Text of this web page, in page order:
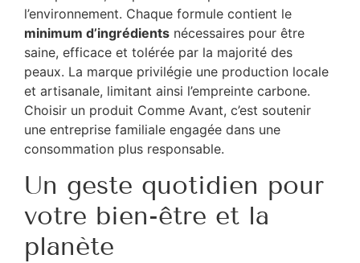
l’environnement. Chaque formule contient le
minimum d’ingrédients nécessaires pour être
saine, efficace et tolérée par la majorité des
peaux. La marque privilégie une production locale
et artisanale, limitant ainsi l’empreinte carbone.
Choisir un produit Comme Avant, c’est soutenir
une entreprise familiale engagée dans une
consommation plus responsable.
Un geste quotidien pour
votre bien-être et la
planète